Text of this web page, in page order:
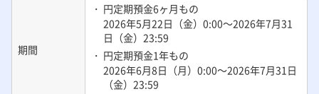
期間
・ 円定期預金6ヶ月もの
2026年5月22日（金）0:00～2026年7月31
日（金）23:59
・ 円定期預金1年もの
2026年6月8日（月）0:00～2026年7月31日
（金）23:59